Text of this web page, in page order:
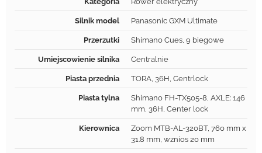
Silnik model Panasonic GXM Ultimate
Przerzutki Shimano Cues, 9 biegowe
Umiejscowienie silnika Centralnie
Piasta przednia TORA, 36H, Centrlock
Piasta tylna
Shimano FH-TX505-8, AXLE: 146
mm, 36H, Center lock
Kierownica
Zoom MTB-AL-320BT, 760 mm x
31.8 mm, wznios 20 mm